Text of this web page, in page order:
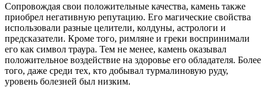
Сопровождая свои положительные качества, камень также
приобрел негативную репутацию. Его магические свойства
использовали разные целители, колдуны, астрологи и
предсказатели. Кроме того, римляне и греки воспринимали
его как символ траура. Тем не менее, камень оказывал
положительное воздействие на здоровье его обладателя. Более
того, даже среди тех, кто добывал турмалиновую руду,
уровень болезней был низким.